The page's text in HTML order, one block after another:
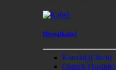
Digitalkabel
Koaxial (Cinch)
Optisch (Toslink)